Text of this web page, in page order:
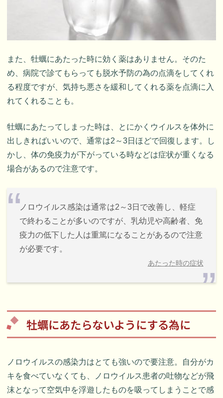
また、牡蠣にあたった時に効く薬はありません。そのた
め、病院で診てもらっても脱水予防の為の点滴をしてくれ
る程度ですが、気持ち悪さを緩和してくれる薬を点滴に入
れてくれることも。
牡蠣にあたってしまった時は、とにかくウイルスを体外に
出しきればいいので、通常は2～3日ほどで回復します。し
かし、体の免疫力が下がっている時などは症状が重くなる
場合があるので注意です。
ノロウイルス感染は通常は2～3日で改善し、軽症
で終わることが多いのですが、乳幼児や高齢者、免
疫力の低下した人は重篤になることがあるので注意
が必要です。
あたった時の症状
牡蠣にあたらないようにする為に
ノロウイルスの感染力はとても強いので要注意。自分がカ
キを食べていなくても、ノロウイルス患者の吐物などが飛
沫となって空気中を浮遊したものを吸ってしまうことで感